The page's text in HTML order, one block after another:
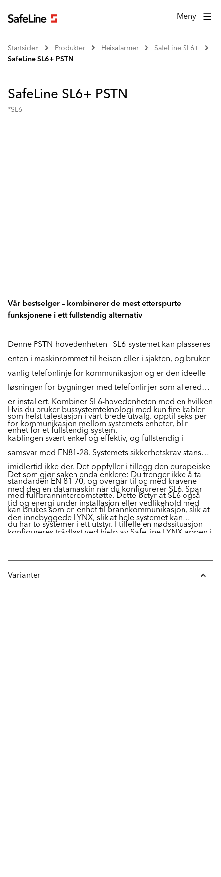
Meny
Startsiden Produkter Heisalarmer
SafeLine SL6+
SafeLine SL6+ PSTN
SafeLine SL6+ PSTN
*SL6
Vår bestselger – kombinerer de mest etterspurte
funksjonene i ett fullstendig alternativ
Denne PSTN-hovedenheten i SL6-systemet kan plasseres
enten i maskinrommet til heisen eller i sjakten, og bruker
vanlig telefonlinje for kommunikasjon og er den ideelle
løsningen for bygninger med telefonlinjer som allerede
er installert. Kombiner SL6-hovedenheten med en hvilken
som helst talestasjon i vårt brede utvalg, opptil seks per
enhet for et fullstendig system.
Hvis du bruker bussystemteknologi med kun fire kabler
for kommunikasjon mellom systemets enheter, blir
kablingen svært enkel og effektiv, og fullstendig i
samsvar med EN81-28. Systemets sikkerhetskrav stanser
imidlertid ikke der. Det oppfyller i tillegg den europeiske
standarden EN 81-70, og overgår til og med kravene
med full brannintercomstøtte. Dette betyr at SL6 også
kan brukes som en enhet til brannkommunikasjon, slik at
du har to systemer i ett utstyr. I tilfelle en nødssituasjon
Det som gjør saken enda enklere: Du trenger ikke å ta
med deg en datamaskin når du konfigurerer SL6. Spar
tid og energi under installasjon eller vedlikehold med
den innebyggede LYNX, slik at hele systemet kan
konfigureres trådløst ved hjelp av SafeLine LYNX-appen i
både App Store og Google Play.
Varianter